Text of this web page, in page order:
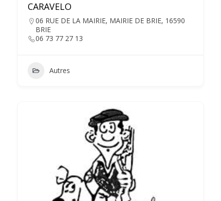
CARAVELO
06 RUE DE LA MAIRIE, MAIRIE DE BRIE, 16590
BRIE
06 73 77 27 13
Autres